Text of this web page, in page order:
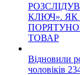
КЛЮЧ». ЯК
ТОВАР
Відновили
чоловіків